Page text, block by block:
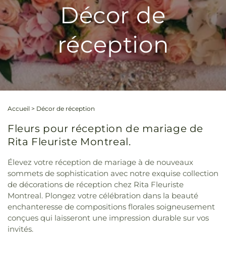
Décor de
réception
Accueil > Décor de réception
Fleurs pour réception de mariage de
Rita Fleuriste Montreal.
Élevez votre réception de mariage à de nouveaux
sommets de sophistication avec notre exquise collection
de décorations de réception chez Rita Fleuriste
Montreal. Plongez votre célébration dans la beauté
enchanteresse de compositions florales soigneusement
conçues qui laisseront une impression durable sur vos
invités.